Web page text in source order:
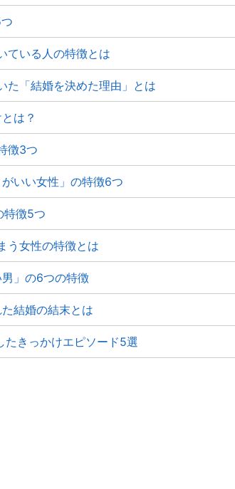
ている人の特徴とは
「結婚を決めた理由」とは
は？
徴3つ
いい女性」の特徴6つ
特徴5つ
う女性の特徴とは
」の6つの特徴
結婚の結末とは
きっかけエピソード5選